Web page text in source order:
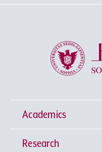
上智大学
Academics
学部
Research